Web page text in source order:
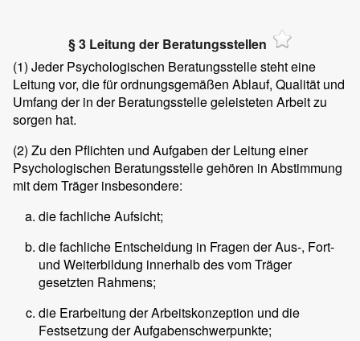
§ 3 Leitung der Beratungsstellen
(1) Jeder Psychologischen Beratungsstelle steht eine
Leitung vor, die für ordnungsgemäßen Ablauf, Qualität und
Umfang der in der Beratungsstelle geleisteten Arbeit zu
sorgen hat.
(2) Zu den Pflichten und Aufgaben der Leitung einer
Psychologischen Beratungsstelle gehören in Abstimmung
mit dem Träger insbesondere:
die fachliche Aufsicht;
die fachliche Entscheidung in Fragen der Aus-, Fort-
und Weiterbildung innerhalb des vom Träger
gesetzten Rahmens;
die Erarbeitung der Arbeitskonzeption und die
Festsetzung der Aufgabenschwerpunkte;